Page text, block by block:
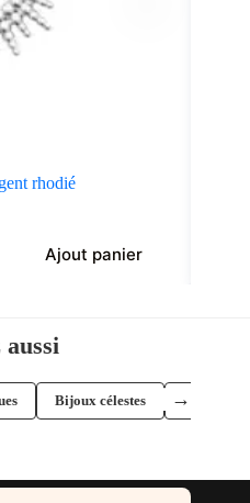
rhodié
Ajout panier
Bijoux célestes Bijoux
→